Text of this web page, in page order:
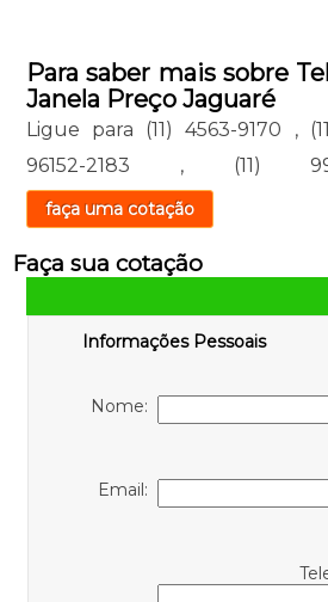
Para saber mais sobre
Janela Preço Jaguaré
Ligue para (11) 4563-9170 ,
96152-2183
, (11)
faça uma cotação
Faça sua cotação
Informações Pessoais
Nome:
Email: